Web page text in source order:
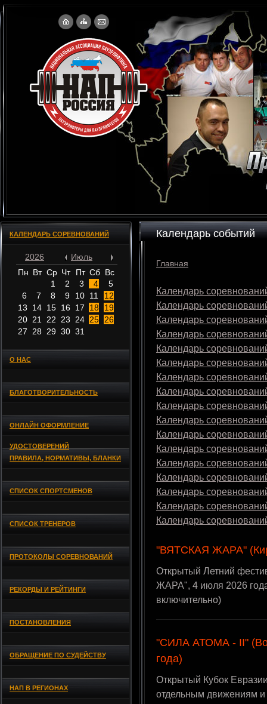
КАЛЕНДАРЬ СОРЕВНОВАНИЙ
2026
Июль
Пн Вт Ср Чт Пт Сб Вс
1
2 3 4
5
6
7 8 9 10 11
12
13
14 15 16 17 18
19
20 21 22 23 24 25
26
27
28 29 30 31
О НАС
БЛАГОТВОРИТЕЛЬНОСТЬ
ОНЛАЙН ОФОРМЛЕНИЕ
УДОСТОВЕРЕНИЙ
ПРАВИЛА, НОРМАТИВЫ, БЛАНКИ
СПИСОК СПОРТСМЕНОВ
СПИСОК ТРЕНЕРОВ
ПРОТОКОЛЫ СОРЕВНОВАНИЙ
РЕКОРДЫ И РЕЙТИНГИ
ПОСТАНОВЛЕНИЯ
ОБРАЩЕНИЕ ПО СУДЕЙСТВУ
НАП В РЕГИОНАХ
Календарь событий
Главная
Календарь
Календарь
Календарь
Календарь
Календарь
Календарь
Календарь
Календарь
Календарь
Календарь
Календарь
Календарь
Календарь
Календарь
Календарь
Календарь
Календарь
"ВЯТСКАЯ ЖАРА"
Открытый Летний
ЖАРА", 4 июля 2026
включительно)
"СИЛА АТОМА - II"
года)
Открытый Кубок
отдельным движениям